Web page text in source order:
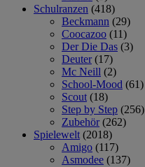
Schulranzen (418)
Beckmann (29)
Coocazoo (11)
Der Die Das (3)
Deuter (17)
Mc Neill (2)
School-Mood (61)
Scout (18)
Step by Step (256)
Zubehör (262)
Spielewelt (2018)
Amigo (117)
Asmodee (137)